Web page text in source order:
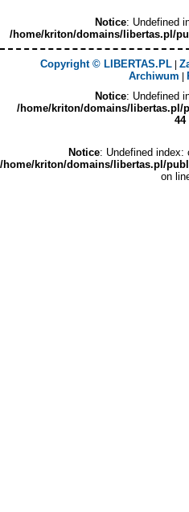
Notice: Undefined
/home/kriton/domains/libertas.pl/
Copyright © LIBERTAS.PL|
Archiwum
Notice: Undefined
/home/kriton/domains/libertas.pl/
44
Notice: Undefined index:
/home/kriton/domains/libertas.pl/
on